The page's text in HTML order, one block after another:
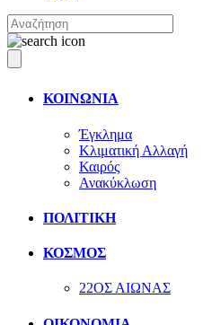
ΚΟΙΝΩΝΙΑ
Έγκλημα
Κλιματική Αλλαγή
Καιρός
Ανακύκλωση
ΠΟΛΙΤΙΚΗ
ΚΟΣΜΟΣ
22ΟΣ ΑΙΩΝΑΣ